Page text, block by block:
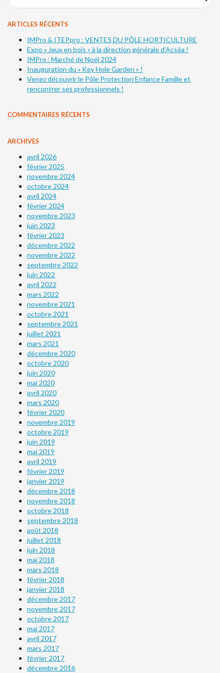
ARTICLES RÉCENTS
IMPro & ITEPpro : VENTES DU PÔLE HORTICULTURE
Expo « Jeux en bois » à la direction générale d’Acséa !
IMPro : Marché de Noël 2024
Inauguration du « Key Hole Garden » !
Venez découvrir le Pôle Protection Enfance Famille et
rencontrer ses professionnels !
COMMENTAIRES RÉCENTS
ARCHIVES
avril 2026
février 2025
novembre 2024
octobre 2024
avril 2024
février 2024
novembre 2023
juin 2023
février 2023
décembre 2022
novembre 2022
septembre 2022
juin 2022
avril 2022
mars 2022
novembre 2021
octobre 2021
septembre 2021
juillet 2021
mars 2021
décembre 2020
octobre 2020
juin 2020
mai 2020
avril 2020
mars 2020
février 2020
novembre 2019
octobre 2019
juin 2019
mai 2019
avril 2019
février 2019
janvier 2019
décembre 2018
novembre 2018
octobre 2018
septembre 2018
août 2018
juillet 2018
juin 2018
mai 2018
mars 2018
février 2018
janvier 2018
décembre 2017
novembre 2017
octobre 2017
mai 2017
avril 2017
mars 2017
février 2017
décembre 2016